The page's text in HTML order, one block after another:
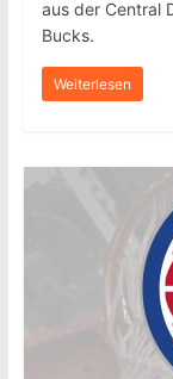
aus der Central
Bucks.
Weiterlesen